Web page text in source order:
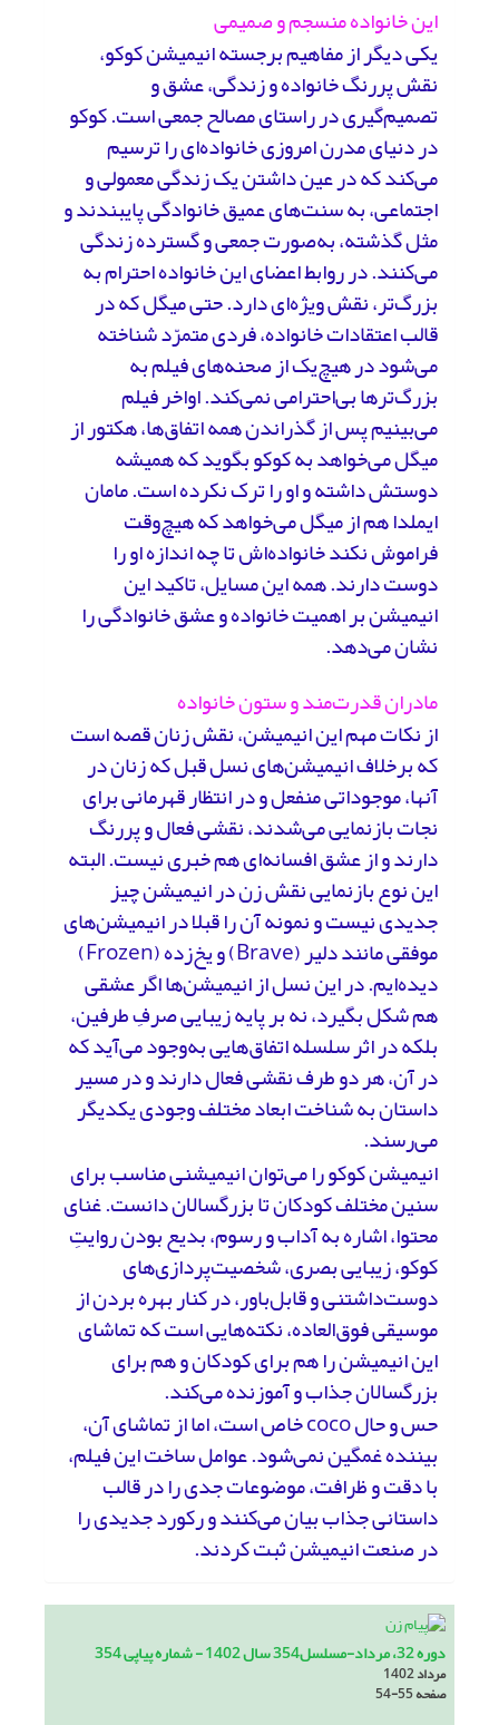
این خانواده منسجم و صمیمی
یکی دیگر از مفاهیم برجسته انیمیشن کوکو،
نقش پررنگ خانواده و زندگی، عشق و
تصمیم‌گیری در راستای مصالح جمعی است. کوکو
در دنیای مدرن امروزی خانواده‌ای را ترسیم
می‌کند که در عین داشتن یک زندگی معمولی و
اجتماعی، به سنت‌های عمیق خانوادگی پایبندند و
مثل گذشته، به‌صورت جمعی و گسترده زندگی
می‌کنند. در روابط اعضای این خانواده احترام به
بزرگ‌تر، نقش ویژه‌ای دارد. حتی میگل که در
قالب اعتقادات خانواده، فردی متمرّد شناخته
می‌شود در هیچ‌یک از صحنه‌های فیلم به
بزرگ‌ترها بی‌احترامی نمی‌کند. اواخر فیلم
می‌بینیم پس از گذراندن همه‌ اتفاق‌ها، هکتور از
میگل می‌خواهد به کوکو بگوید که همیشه
دوستش داشته و او را ترک نکرده است. مامان
ایملدا هم از میگل می‌خواهد که هیچ‌وقت
فراموش نکند خانواده‌اش تا چه اندازه او را
دوست دارند. همه‌ این مسایل، تاکید این
انیمیشن بر اهمیت خانواده و عشق خانوادگی را
نشان می‌دهد.
مادران قدرت‌مند و ستون خانواده
از نکات مهم این انیمیشن، نقش زنان قصه است
که برخلاف انیمیشن‌های نسل قبل که زنان در
آنها، موجوداتی منفعل و در انتظار قهرمانی برای
نجات بازنمایی می‌شدند، نقشی فعال و پررنگ
دارند و از عشق‌ افسانه‌ای هم خبری نیست. البته
این نوع بازنمایی نقش زن در انیمیشن چیز
جدیدی نیست و نمونه آن را قبلا در انیمیشن‌های
موفقی مانند دلیر (Brave) و یخ‌زده (Frozen)
دیده‌ایم. در این نسل از انیمیشن‌ها اگر عشقی
هم شکل بگیرد، نه بر پایه‌ زیبایی صرفِ طرفین،
بلکه در اثر سلسله اتفاق‌هایی به‌وجود می‌آید که
در آن، هر دو طرف نقشی فعال دارند و در مسیر
داستان به شناخت ابعاد مختلف وجودی یکدیگر
می‌رسند.
انیمیشن کوکو را می‌توان انیمیشنی مناسب برای
سنین مختلف کودکان تا بزرگسالان دانست. غنای
محتوا، اشاره به آداب و رسوم، بدیع بودن روایتِ
کوکو، زیبایی بصری، شخصیت‌پردازی‌های
دوست‌داشتنی و قابل‌باور، در کنار بهره بردن از
موسیقی فوق‌العاده، نکته‌هایی است که تماشای
این انیمیشن را هم برای کودکان و هم برای
بزرگسالان جذاب و آموزنده می‌کند.
حس و حال coco خاص است، اما از تماشای آن،
بیننده غمگین نمی‌شود. عوامل ساخت این فیلم،
با دقت و ظرافت، موضوعات جدی را در قالب
داستانی جذاب بیان می‌کنند و رکورد جدیدی را
در صنعت انیمیشن ثبت کردند.
دوره 32، مرداد-مسلسل354 سال 1402 - شماره پیاپی 354
مرداد 1402
صفحه54-55